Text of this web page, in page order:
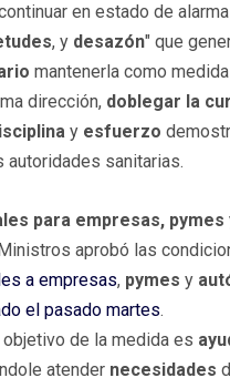
en estado de
, y desazón" que
mantenerla como
dirección, doblegar la
y esfuerzo
autoridades sanitarias.
para empresas,
aprobó las
a empresas, pymes y
el pasado martes.
de la medida es
atender necesidades